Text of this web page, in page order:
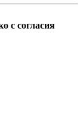
с согласия